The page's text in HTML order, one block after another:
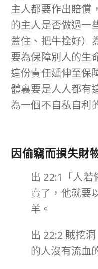
主人都要作出賠償
的主人是否做過一
蓋住、把牛拴好）
要為保障別人的生
這份責任延伸至保
體裏要是人人都有
為一個不自私自利
因偷竊而損失財
出 22:1「人若
賣了，他就要
羊。
出 22:2 賊挖
的人沒有流血